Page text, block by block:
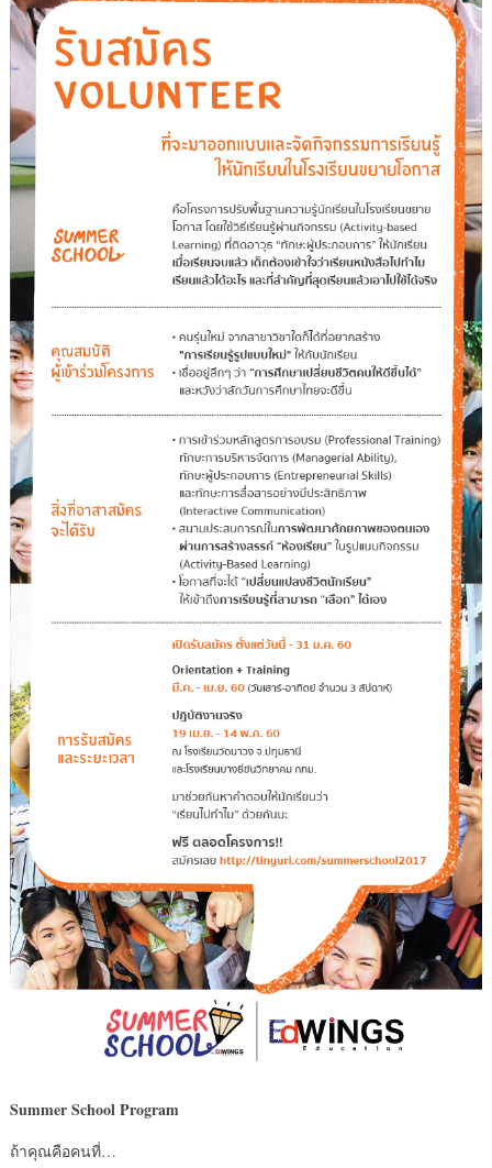
Summer School Program
ถ้าคุณคือคนที่…